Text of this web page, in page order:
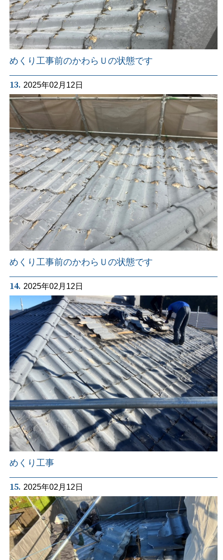
めくり工事前のかわらＵの状態です
13. 2025年02月12日
めくり工事前のかわらＵの状態です
14. 2025年02月12日
めくり工事
15. 2025年02月12日